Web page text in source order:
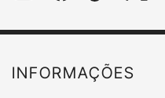
INFORMAÇÕES